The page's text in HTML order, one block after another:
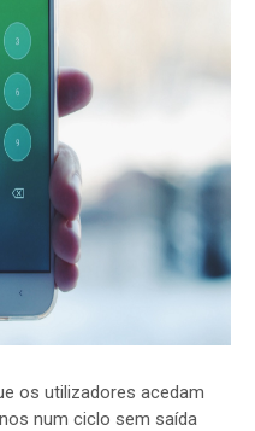
os utilizadores acedam
num ciclo sem saída